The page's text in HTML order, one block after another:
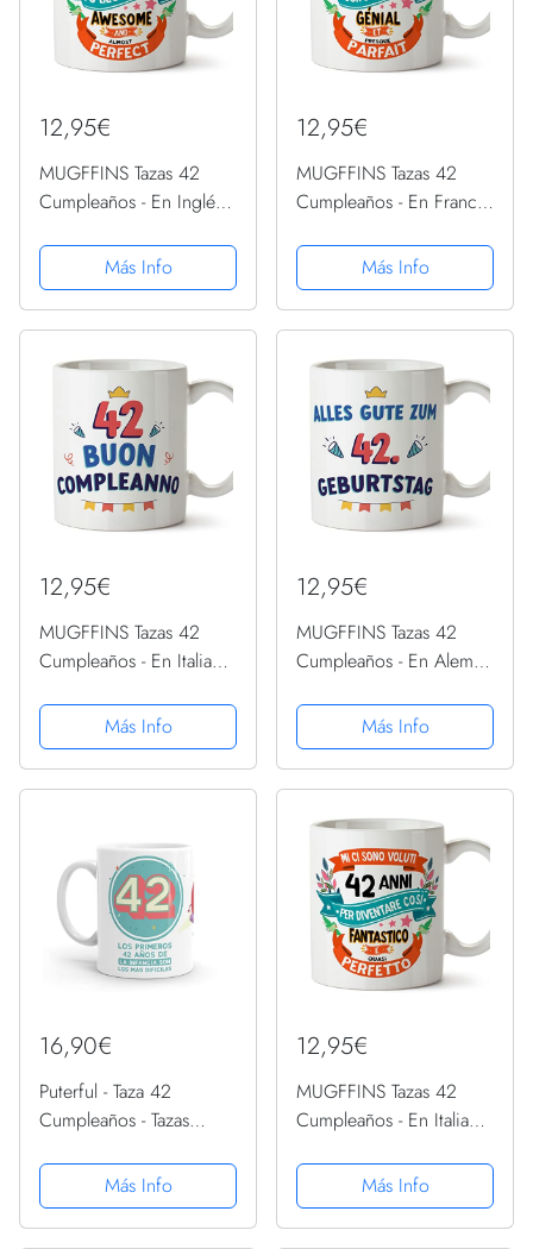
12,95€
MUGFFINS Tazas 42
Cumpleaños - En Inglés -
become perfect - 11 oz -
Regalo original y
divertido
Más Info
12,95€
MUGFFINS Tazas 42
Cumpleaños - En Francés
devenir aussi geniale - 11
oz - Regalo original y
divertido
Más Info
12,95€
MUGFFINS Tazas 42
Cumpleaños - En Italiano
oz / 330 ml - Regalo
original y divertido
Más Info
12,95€
MUGFFINS Tazas 42
Cumpleaños - En Alemán
Geburtstag! - 11 oz /
330 ml - Regalo original
y divertido
Más Info
16,90€
Puterful - Taza 42
Cumpleaños - Tazas
Resistente al microondas
y lavavajillas
Más Info
12,95€
MUGFFINS Tazas 42
Cumpleaños - En Italiano
anni per diventare cosi
fantastico - 11 oz -
Regalo original y
Más Info